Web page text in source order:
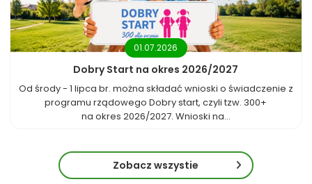
01.07.2026
Dobry Start na okres 2026/2027
Od środy - 1 lipca br. można składać wnioski o świadczenie z
programu rządowego Dobry start, czyli tzw. 300+
na okres 2026/2027. Wnioski na...
Zobacz wszystie